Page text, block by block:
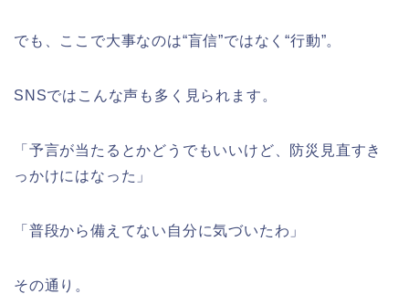
でも、ここで大事なのは“盲信”ではなく“行動”。
SNSではこんな声も多く見られます。
「予言が当たるとかどうでもいいけど、防災見直すき
っかけにはなった」
「普段から備えてない自分に気づいたわ」
その通り。